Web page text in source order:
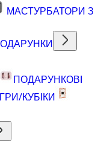
МАСТУРБАТОРИ З
ПОДАРУНКОВІ
КУБІКИ